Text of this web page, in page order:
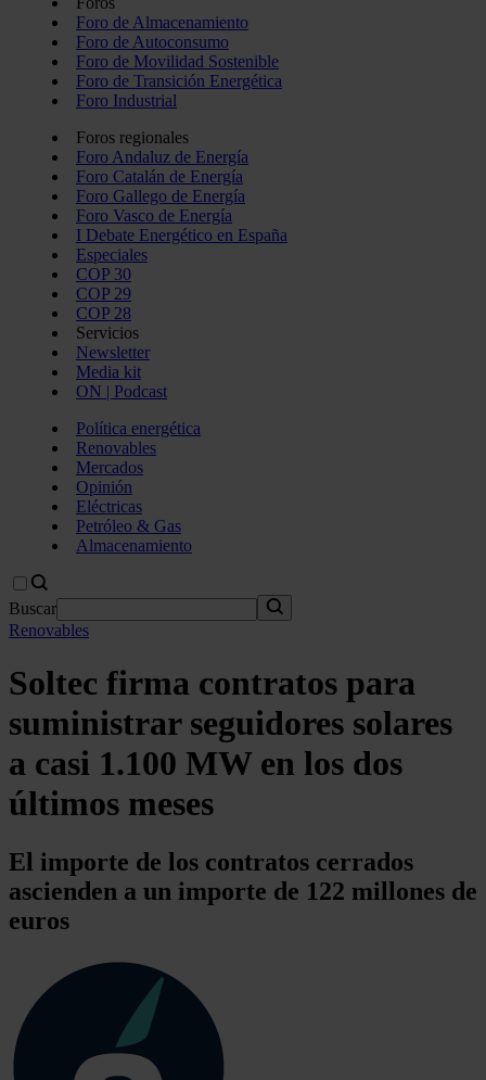
Foro de Almacenamiento
Foro de Autoconsumo
Foro de Movilidad Sostenible
Foro de Transición Energética
Foro Industrial
Foros regionales
Foro Andaluz de Energía
Foro Catalán de Energía
Foro Gallego de Energía
Foro Vasco de Energía
I Debate Energético en España
Especiales
COP 30
COP 29
COP 28
Servicios
Newsletter
Media kit
ON | Podcast
Política energética
Renovables
Mercados
Opinión
Eléctricas
Petróleo & Gas
Almacenamiento
Buscar
Renovables
Soltec firma contratos para
suministrar seguidores solares
a casi 1.100 MW en los dos
últimos meses
El importe de los contratos cerrados
ascienden a un importe de 122 millones de
euros